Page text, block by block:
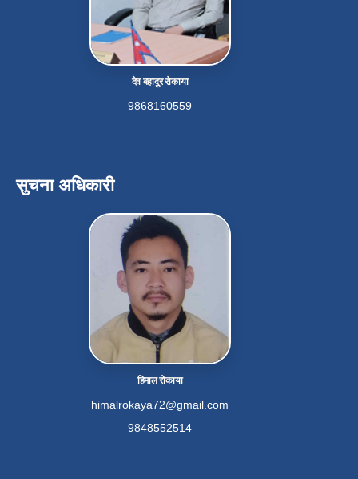
देव बहादुर रोकाया
9868160559
सुचना अधिकारी
हिमाल रोकाया
himalrokaya72@gmail.com
9848552514